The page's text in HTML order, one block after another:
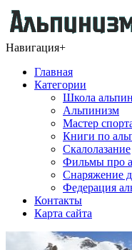
Навигация+
Главная
Категории
Школа
Альпинизм
Мастер
Книги по
Скалолазание
Фильмы про
Снаряжение
Федерация
Контакты
Карта сайта